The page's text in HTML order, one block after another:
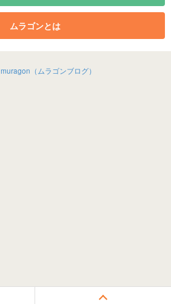
ムラゴンとは
muragon（ムラゴンブログ）